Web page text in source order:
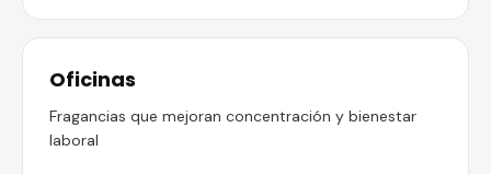
Oficinas
Fragancias que mejoran concentración y bienestar
laboral